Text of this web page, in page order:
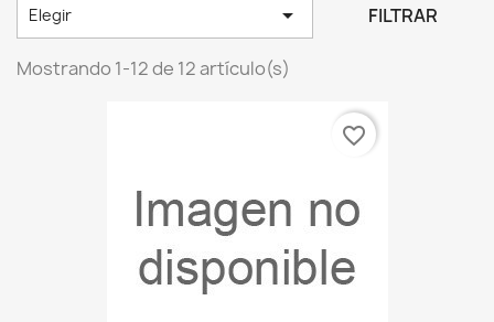
Elegir  FILTRAR
Mostrando 1-12 de 12 artículo(s)
favorite_border